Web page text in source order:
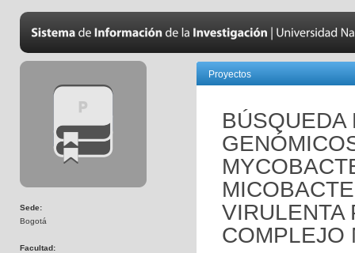
Sede:
Bogotá
Facultad:
Proyectos
BÚSQUEDA
VIRULENTA
COMPLEJO